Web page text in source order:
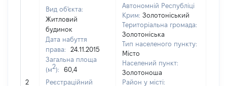
2
Вид об'єкта:
Житловий
будинок
Дата набуття
права:
24.11.2015
Загальна площа
(м2):
60,4
Реєстраційний
Автономній Республіці
Крим: Золотоніський
Територіальна громада:
Золотоніська
Тип населеного пункту:
Місто
Населений пункт:
Золотоноша
Район у місті: